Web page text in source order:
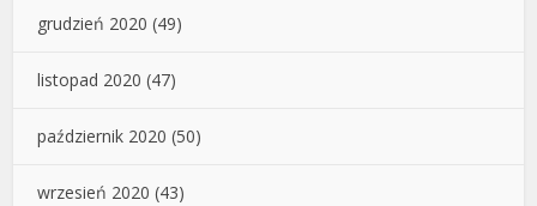
grudzień 2020 (49)
listopad 2020 (47)
październik 2020 (50)
wrzesień 2020 (43)